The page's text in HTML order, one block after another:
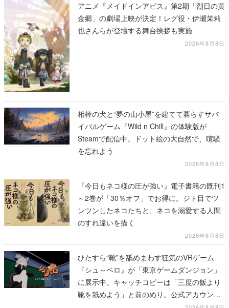
アニメ『メイドインアビス』第2期「烈日の黄
金郷」の劇場上映が決定！レグ役・伊瀬茉莉
也さんらが登壇する舞台挨拶も実施
2026年8月8日
相棒の犬と“夢の山小屋”を建てて暮らすサバ
イバルゲーム『Wild n Chill』の体験版が
Steamで配信中。ドット絵の大自然で、喧騒
を忘れよう
2026年8月8日
『今日もネコ様の圧が強い』電子書籍の既刊1
～2巻が「30％オフ」でお得に。ジト目でツ
ンツンしたネコたちと、ネコを溺愛する人間
のすれ違いを描く
2026年8月8日
ひたすら“靴”を舐めまわす狂気のVRゲーム
『シュ～ペロ』が「東京ゲームダンジョン」
に展示中。キャッチコピーは「三度の飯より
靴を舐めよう」と前のめり。公式アカウント